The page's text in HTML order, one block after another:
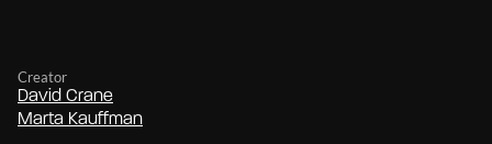
Creator
David Crane
Marta Kauffman